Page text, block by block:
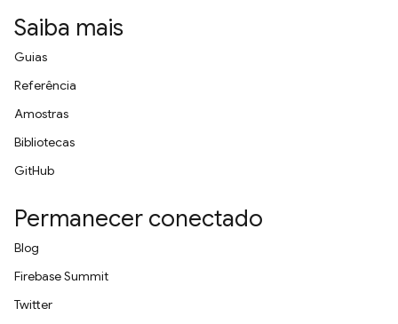
Saiba mais
Guias
Referência
Amostras
Bibliotecas
GitHub
Permanecer conectado
Blog
Firebase Summit
Twitter